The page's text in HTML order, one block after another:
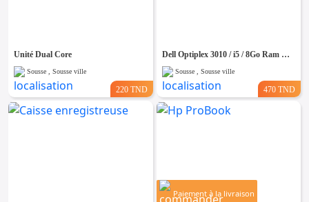
Unité Dual Core
Sousse , Sousse ville
220 TND
Dell Optiplex 3010 / i5 / 8Go Ram Gamer
Sousse , Sousse ville
470 TND
Paiement à la livraison